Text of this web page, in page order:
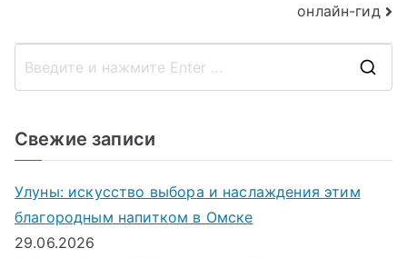
онлайн-гид
Свежие записи
Улуны: искусство выбора и наслаждения этим
благородным напитком в Омске
29.06.2026